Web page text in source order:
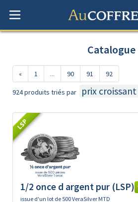
Catalogue
« 1 ... 90 91 92
924 produits triés par
LSP
1/2 once d argent pur (LSP)
issue d'un lot de 500 VeraSilver MTD